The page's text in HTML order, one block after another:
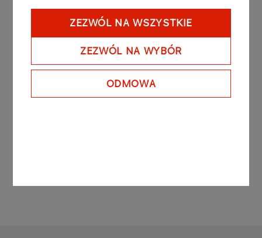
ZEZWÓL NA WSZYSTKIE
ZEZWÓL NA WYBÓR
ODMOWA
Finansów z dnia 19 lutego 2009 r. z późniejszymi
zmianami w sprawie informacji bieżących i
okresowych przekazywanych przez emitentów
papierów wartościowych oraz warunków uznania
za równoważne informacji wymaganych
przepisami prawa państwa niebędącego
państwem członkowskim.